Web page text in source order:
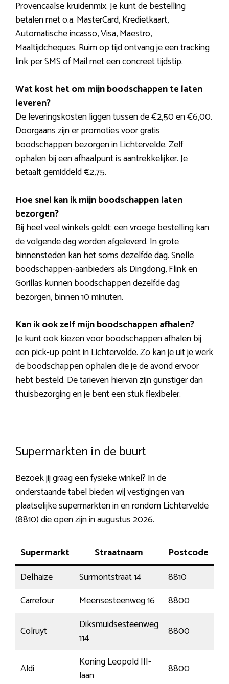
Provencaalse kruidenmix. Je kunt de bestelling
betalen met o.a. MasterCard, Kredietkaart,
Automatische incasso, Visa, Maestro,
Maaltijdcheques. Ruim op tijd ontvang je een tracking
link per SMS of Mail met een concreet tijdstip.
Wat kost het om mijn boodschappen te laten
leveren?
De leveringskosten liggen tussen de €2,50 en €6,00.
Doorgaans zijn er promoties voor gratis
boodschappen bezorgen in Lichtervelde. Zelf
ophalen bij een afhaalpunt is aantrekkelijker. Je
betaalt gemiddeld €2,75.
Hoe snel kan ik mijn boodschappen laten
bezorgen?
Bij heel veel winkels geldt: een vroege bestelling kan
de volgende dag worden afgeleverd. In grote
binnensteden kan het soms dezelfde dag. Snelle
boodschappen-aanbieders als Dingdong, Flink en
Gorillas kunnen boodschappen dezelfde dag
bezorgen, binnen 10 minuten.
Kan ik ook zelf mijn boodschappen afhalen?
Je kunt ook kiezen voor boodschappen afhalen bij
een pick-up point in Lichtervelde. Zo kan je uit je werk
de boodschappen ophalen die je de avond ervoor
hebt besteld. De tarieven hiervan zijn gunstiger dan
thuisbezorging en je bent een stuk flexibeler.
Supermarkten in de buurt
Bezoek jij graag een fysieke winkel? In de
onderstaande tabel bieden wij vestigingen van
plaatselijke supermarkten in en rondom Lichtervelde
(8810) die open zijn in augustus 2026.
Supermarkt Straatnaam Postcode
Delhaize
Surmontstraat 14 8810
Carrefour
Meensesteenweg 16 8800
Colruyt
Diksmuidsesteenweg
114
8800
Aldi
Koning Leopold III-
laan
8800